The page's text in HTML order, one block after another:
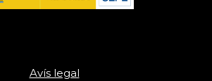
Avís legal